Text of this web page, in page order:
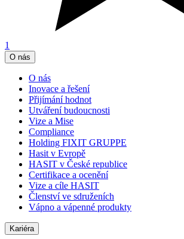
1
O nás
O nás
Inovace a řešení
Přijímání hodnot
Utváření budoucnosti
Vize a Mise
Compliance
Holding FIXIT GRUPPE
Hasit v Evropě
HASIT v České republice
Certifikace a ocenění
Vize a cíle HASIT
Členství ve sdruženích
Vápno a vápenné produkty
Kariéra